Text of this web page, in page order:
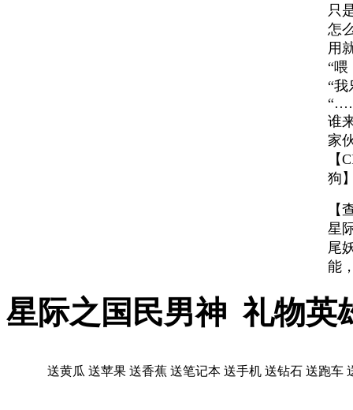
只
怎
用
“喂
“我
谁
家
【
狗
【
星
尾
能
星际之国民男神 礼物英
送黄瓜 送苹果 送香蕉 送笔记本 送手机 送钻石 送跑车